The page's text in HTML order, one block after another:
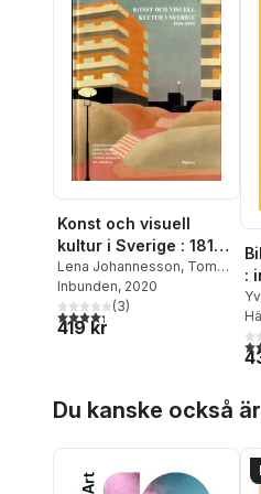
Konst och visuell
kultur i Sverige : 1810-
2000
Lena Johannesson, Tomas
Björk,Bengt Lärkner
Yvonne Eriksson
Mankell
Inbunden, 2020
4,3utav 5 stjärnor. Totalt antal
(3)
419 kr
:
Du kanske också